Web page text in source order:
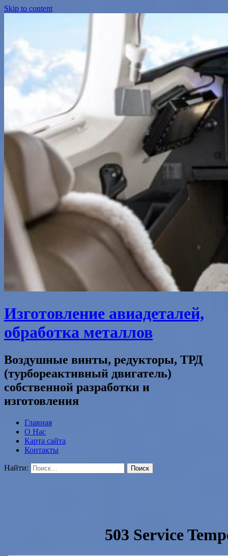
Skip to content
Изготовление авиадеталей,
обработка металлов
Воздушные винты, редукторы, ТРД
(турбореактивный двигатель)
собственной разработки и
изготовления
Главная
О Нас
Карта сайта
Контакты
Найти: